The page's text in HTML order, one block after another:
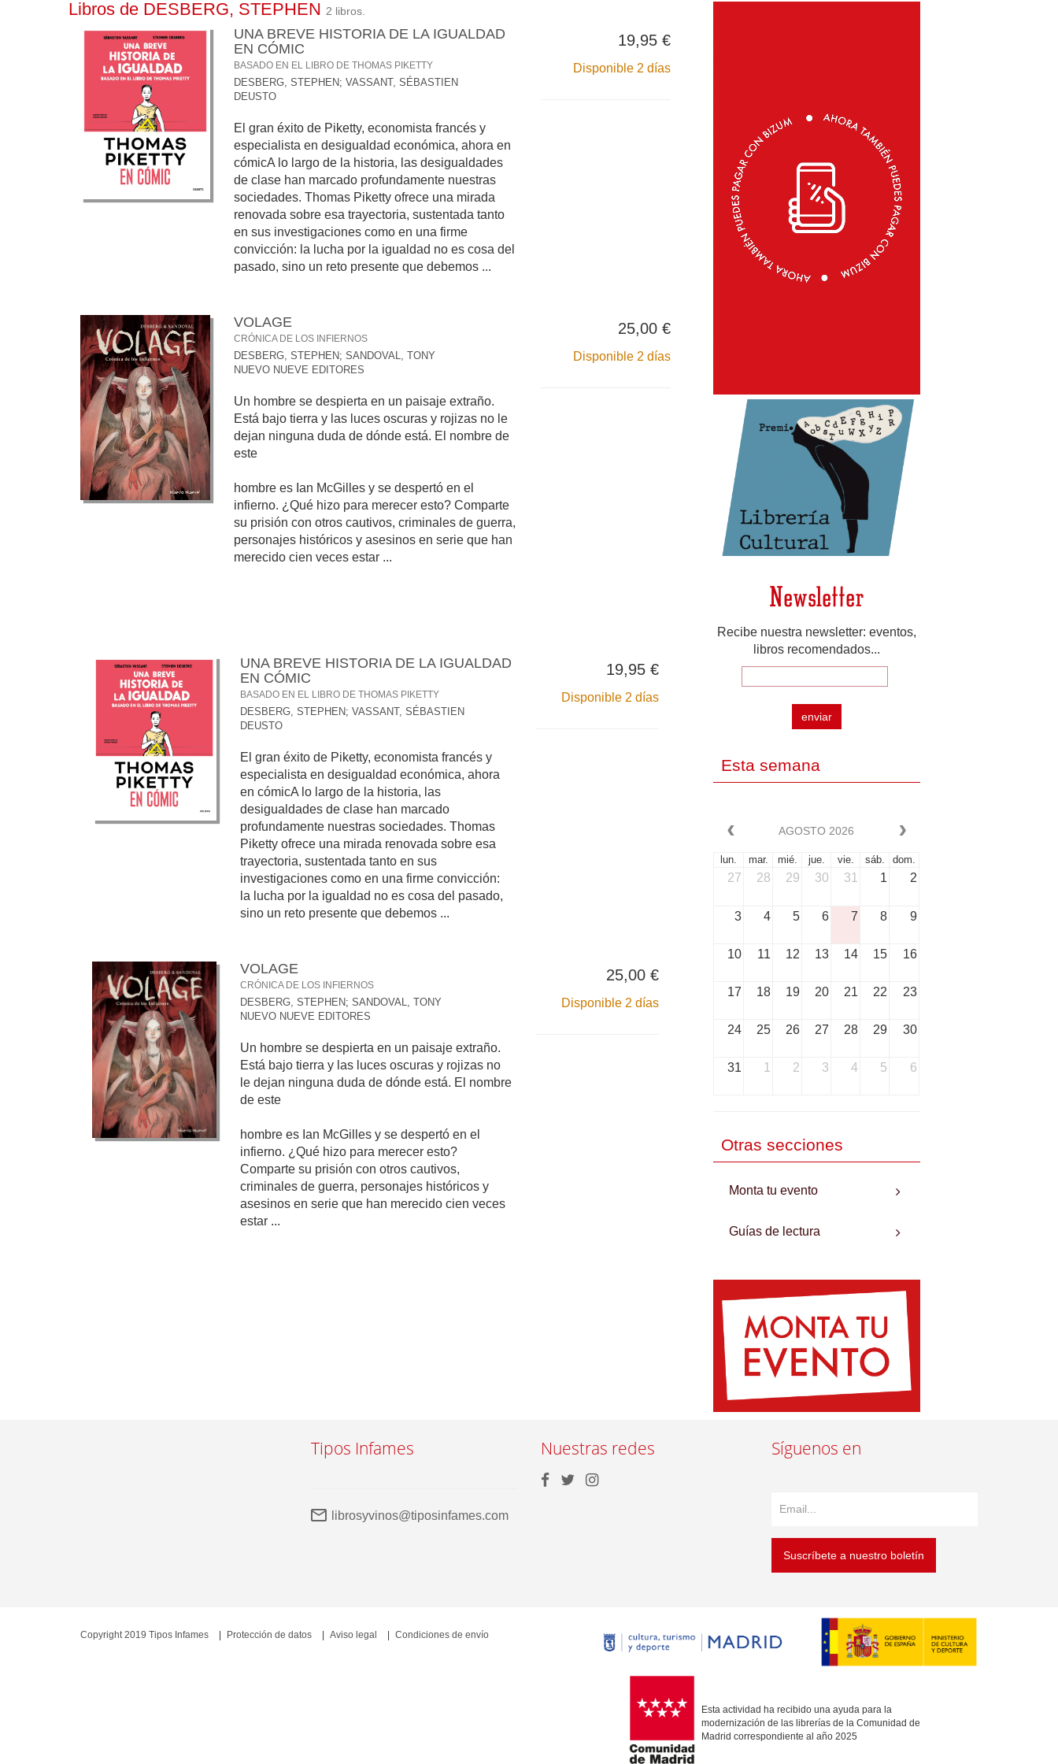
Libros de DESBERG, STEPHEN 2 libros.
UNA BREVE HISTORIA DE LA IGUALDAD
EN CÓMIC
BASADO EN EL LIBRO DE THOMAS PIKETTY
DESBERG, STEPHEN; VASSANT, SÉBASTIEN
DEUSTO
El gran éxito de Piketty, economista francés y
especialista en desigualdad económica, ahora en
cómicA lo largo de la historia, las desigualdades
de clase han marcado profundamente nuestras
sociedades. Thomas Piketty ofrece una mirada
renovada sobre esa trayectoria, sustentada tanto
en sus investigaciones como en una firme
convicción: la lucha por la igualdad no es cosa del
pasado, sino un reto presente que debemos ...
19,95 €
Disponible 2 días
VOLAGE
CRÓNICA DE LOS INFIERNOS
DESBERG, STEPHEN; SANDOVAL, TONY
NUEVO NUEVE EDITORES
Un hombre se despierta en un paisaje extraño.
Está bajo tierra y las luces oscuras y rojizas no le
dejan ninguna duda de dónde está. El nombre de
este
hombre es Ian McGilles y se despertó en el
infierno. ¿Qué hizo para merecer esto? Comparte
su prisión con otros cautivos, criminales de guerra,
personajes históricos y asesinos en serie que han
merecido cien veces estar ...
25,00 €
Disponible 2 días
UNA BREVE HISTORIA DE LA IGUALDAD
EN CÓMIC
BASADO EN EL LIBRO DE THOMAS PIKETTY
DESBERG, STEPHEN; VASSANT, SÉBASTIEN
DEUSTO
El gran éxito de Piketty, economista francés y
especialista en desigualdad económica, ahora
en cómicA lo largo de la historia, las
desigualdades de clase han marcado
profundamente nuestras sociedades. Thomas
Piketty ofrece una mirada renovada sobre esa
trayectoria, sustentada tanto en sus
investigaciones como en una firme convicción:
la lucha por la igualdad no es cosa del pasado,
sino un reto presente que debemos ...
19,95 €
Disponible 2 días
VOLAGE
CRÓNICA DE LOS INFIERNOS
DESBERG, STEPHEN; SANDOVAL, TONY
NUEVO NUEVE EDITORES
Un hombre se despierta en un paisaje extraño.
Está bajo tierra y las luces oscuras y rojizas no
le dejan ninguna duda de dónde está. El nombre
de este
hombre es Ian McGilles y se despertó en el
infierno. ¿Qué hizo para merecer esto?
Comparte su prisión con otros cautivos,
criminales de guerra, personajes históricos y
asesinos en serie que han merecido cien veces
estar ...
25,00 €
Disponible 2 días
Newsletter
Recibe nuestra newsletter: eventos,
libros recomendados...
enviar
Esta semana
AGOSTO 2026
lun. mar. mié. jue. vie. sáb. dom.
27 28 29 30 31 1 2
3 4 5 6 7 8 9
10 11 12 13 14 15 16
17 18 19 20 21 22 23
24 25 26 27 28 29 30
31 1 2 3 4 5 6
Otras secciones
Monta tu evento
Guías de lectura
Tipos Infames
librosyvinos@tiposinfames.com
Nuestras redes Síguenos en
Suscríbete a nuestro boletín
Esta actividad ha recibido una ayuda para la
modernización de las librerías de la Comunidad de
Madrid correspondiente al año 2025
Copyright 2019 Tipos Infames Protección de datos Aviso legal Condiciones de envío